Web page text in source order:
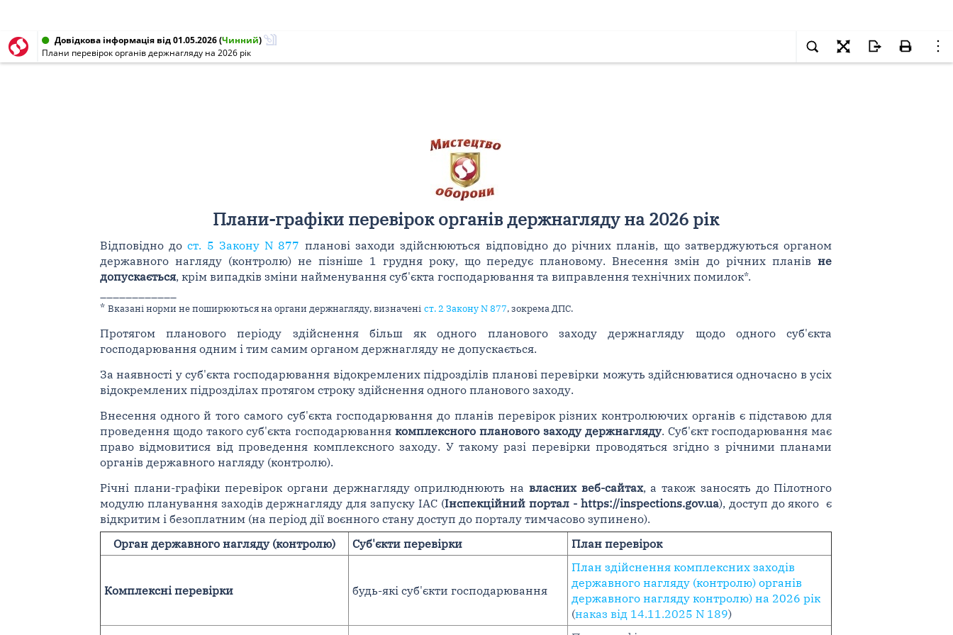
Довідкова інформація від 01.05.2026(Чинний)
Плани перевірок органів держнагляду на 2026 рік
Плани-графіки перевірок органів держнагляду на 2026 рік
Відповідно дост. 5 Закону N 877 планові заходи здійснюються відповідно до річних планів, що затверджуються органом
державного нагляду (контролю) не пізніше 1 грудня року, що передує плановому. Внесення змін до річних планівне
допускається, крім випадків зміни найменування суб'єкта господарювання та виправлення технічних помилок*.
* Вказані норми не поширюються на органи держнагляду, визначені ст. 2 Закону N 877, зокрема ДПС.
Протягом планового періоду здійснення більш як одного планового заходу держнагляду щодо одного суб'єкта
господарювання одним і тим самим органом держнагляду не допускається.
За наявності у суб'єкта господарювання відокремлених підрозділів планові перевірки можуть здійснюватися одночасно в усіх
відокремлених підрозділах протягом строку здійснення одного планового заходу.
Внесення одного й того самого суб'єкта господарювання до планів перевірок різних контролюючих органів є підставою для
проведення щодо такого суб'єкта господарюваннякомплексного планового заходу держнагляду. Суб'єкт господарювання має
право відмовитися від проведення комплексного заходу. У такому разі перевірки проводяться згідно з річними планами
органів державного нагляду (контролю).
Річні плани-графіки перевірок органи держнагляду оприлюднюють на власних веб-сайтах, а також заносять до Пілотного
модулю планування заходів держнагляду для запуску ІАС (Інспекційний портал - https://inspections.gov.ua), доступ до якого є
відкритим і безоплатним (на період дії воєнного стану доступ до порталу тимчасово зупинено).
Орган державного нагляду (контролю)
Суб'єкти перевірки План перевірок
Комплексні перевірки будь-які суб'єкти господарювання
План здійснення комплексних заходів
державного нагляду (контролю) органів
державного нагляду контролю) на 2026 рік
(наказ від 14.11.2025 N 189)